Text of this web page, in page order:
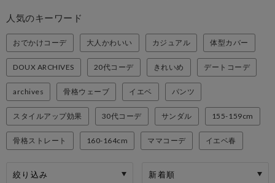
人気のキーワード
おでかけコーデ 大人かわいい カジュアル 体型カバー
DOUX ARCHIVES 20代コーデ きれいめ デートコーデ
archives 骨格ウェーブ イエベ パンツ
スタイルアップ効果 30代コーデ サンダル 155-159cm
骨格ストレート 160-164cm ママコーデ イエベ春
絞り込み